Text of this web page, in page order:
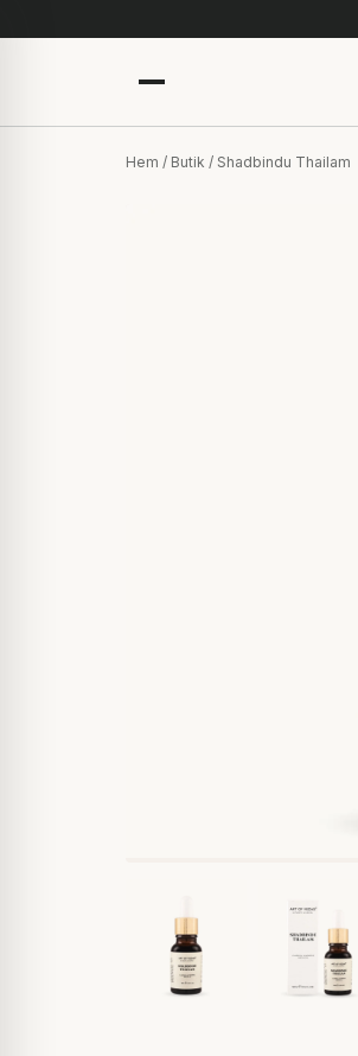
Hem / Butik / Shadbindu Thailam